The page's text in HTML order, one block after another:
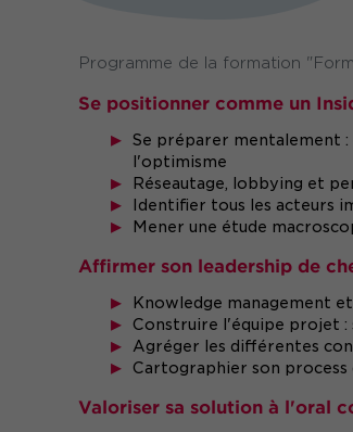
Programme de la formation
Se positionner comme un
Se préparer mentalement
l'optimisme
Réseautage, lobbying et
Identifier tous les acteurs
Mener une étude
Affirmer son leadership de
Knowledge management
Construire l'équipe projet :
Agréger les différentes
Cartographier son process
Valoriser sa solution à l'oral